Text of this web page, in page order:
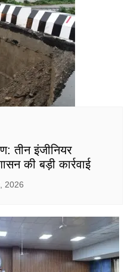
तीन इंजीनियर
की बड़ी कार्रवाई
2026